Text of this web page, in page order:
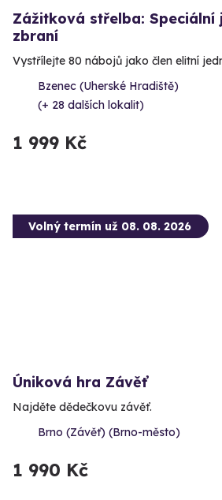
Zážitková střelba: Speciální
zbraní
Vystřílejte 80 nábojů jako člen elitní
Bzenec (Uherské Hradiště)
(+ 28 dalších lokalit)
1 999 Kč
Volný termín už 08. 08. 2026
Úniková hra Závěť
Najděte dědečkovu závěť.
Brno (Závěť) (Brno-město)
1 990 Kč